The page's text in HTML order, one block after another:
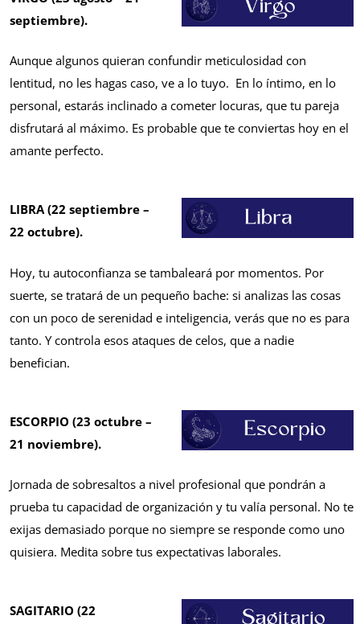
septiembre).
Aunque algunos quieran confundir meticulosidad con
lentitud, no les hagas caso, ve a lo tuyo. En lo íntimo, en lo
personal, estarás inclinado a cometer locuras, que tu pareja
disfrutará al máximo. Es probable que te conviertas hoy en el
amante perfecto.
LIBRA (22 septiembre –
22 octubre).
Hoy, tu autoconfianza se tambaleará por momentos. Por
suerte, se tratará de un pequeño bache: si analizas las cosas
con un poco de serenidad e inteligencia, verás que no es para
tanto. Y controla esos ataques de celos, que a nadie
benefician.
ESCORPIO (23 octubre –
21 noviembre).
Jornada de sobresaltos a nivel profesional que pondrán a
prueba tu capacidad de organización y tu valía personal. No te
exijas demasiado porque no siempre se responde como uno
quisiera. Medita sobre tus expectativas laborales.
SAGITARIO (22